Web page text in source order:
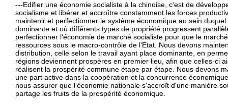
---Edifier une économie socialiste à la chinoise, c'est de
socialisme et libérer et accroître constamment les forces
maintenir et perfectionner le système économique au sein
dominante et où différents types de propriété progressent
perfectionner l'économie de marché socialiste pour que le
ressources sous le macro-contrôle de l'Etat. Nous devons
distribution, celle selon le travail ayant place dominante, en
régions deviennent prospères en premier lieu, afin que celles-ci
réalisent la prospérité commune étape par étape. Nous devons
une part active dans la coopération et la concurrence
nous assurer que l'économie nationale s'accroît d'une manière
partage les fruits de la prospérité économique.